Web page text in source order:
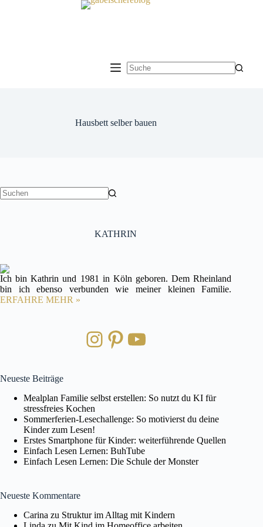
Hausbett selber bauen
KATHRIN
Ich bin Kathrin und 1981 in Köln geboren. Dem Rheinland
bin ich ebenso verbunden wie meiner kleinen Familie.
ERFAHRE MEHR »
Instagram
Pinterest
YouTube
Neueste Beiträge
Mealplan Familie selbst erstellen: So nutzt du KI für
stressfreies Kochen
Sommerferien-Lesechallenge: So motivierst du deine
Kinder zum Lesen!
Erstes Smartphone für Kinder: weiterführende Quellen
Einfach Lesen Lernen: BuhTube
Einfach Lesen Lernen: Die Schule der Monster
Neueste Kommentare
Carina zu Struktur im Alltag mit Kindern